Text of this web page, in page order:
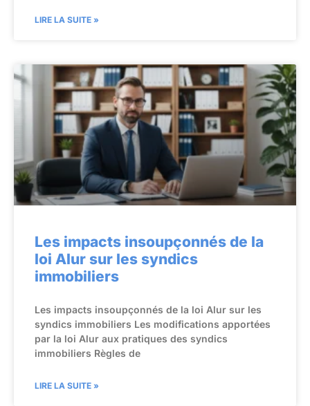
LIRE LA SUITE »
Les impacts insoupçonnés de la
loi Alur sur les syndics
immobiliers
Les impacts insoupçonnés de la loi Alur sur les
syndics immobiliers Les modifications apportées
par la loi Alur aux pratiques des syndics
immobiliers Règles de
LIRE LA SUITE »